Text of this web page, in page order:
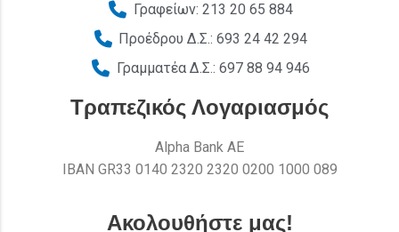
Γραφείων: 213 20 65 884
Προέδρου Δ.Σ.: 693 24 42 294
Γραμματέα Δ.Σ.: 697 88 94 946
Τραπεζικός Λογαριασμός
Alpha Bank AE
ΙΒΑΝ GR33 0140 2320 2320 0200 1000 089
Ακολουθήστε μας!